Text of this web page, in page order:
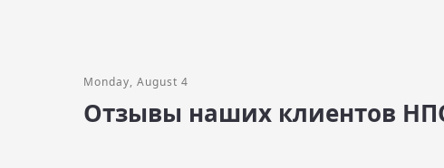
Monday, August 4
Отзывы наших клиентов